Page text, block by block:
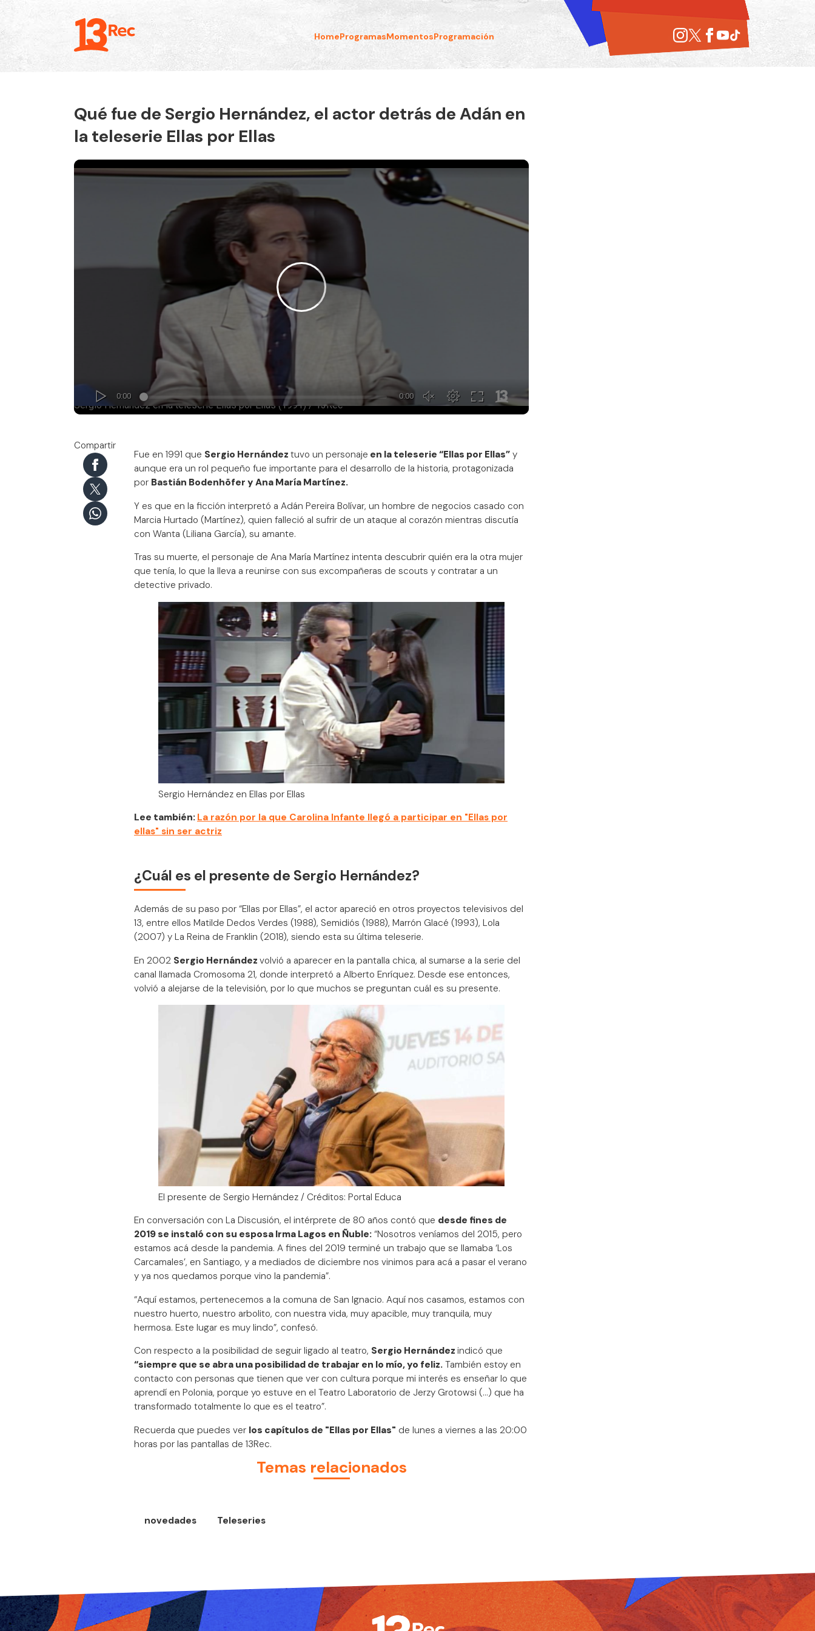
HomeProgramasMomentosProgramación
Qué fue de Sergio Hernández, el actor detrás de Adán en
la teleserie Ellas por Ellas
Compartir
Fue en 1991 que Sergio Hernández tuvo un personaje en la teleserie “Ellas por Ellas” y
aunque era un rol pequeño fue importante para el desarrollo de la historia, protagonizada
por Bastián Bodenhöfer y Ana María Martínez.
Y es que en la ficción interpretó a Adán Pereira Bolívar, un hombre de negocios casado con
Marcia Hurtado (Martínez), quien falleció al sufrir de un ataque al corazón mientras discutía
con Wanta (Liliana García), su amante.
Tras su muerte, el personaje de Ana María Martínez intenta descubrir quién era la otra mujer
que tenía, lo que la lleva a reunirse con sus excompañeras de scouts y contratar a un
detective privado.
Sergio Hernández en Ellas por Ellas
Lee también: La razón por la que Carolina Infante llegó a participar en "Ellas por
ellas" sin ser actriz
¿Cuál es el presente de Sergio Hernández?
Además de su paso por “Ellas por Ellas”, el actor apareció en otros proyectos televisivos del
13, entre ellos Matilde Dedos Verdes (1988), Semidiós (1988), Marrón Glacé (1993), Lola
(2007) y La Reina de Franklin (2018), siendo esta su última teleserie.
En 2002 Sergio Hernández volvió a aparecer en la pantalla chica, al sumarse a la serie del
canal llamada Cromosoma 21, donde interpretó a Alberto Enríquez. Desde ese entonces,
volvió a alejarse de la televisión, por lo que muchos se preguntan cuál es su presente.
El presente de Sergio Hernández / Créditos: Portal Educa
En conversación con La Discusión, el intérprete de 80 años contó que desde fines de
2019 se instaló con su esposa Irma Lagos en Ñuble: “Nosotros veníamos del 2015, pero
estamos acá desde la pandemia. A fines del 2019 terminé un trabajo que se llamaba ‘Los
Carcamales’, en Santiago, y a mediados de diciembre nos vinimos para acá a pasar el verano
y ya nos quedamos porque vino la pandemia”.
“Aquí estamos, pertenecemos a la comuna de San Ignacio. Aquí nos casamos, estamos con
nuestro huerto, nuestro arbolito, con nuestra vida, muy apacible, muy tranquila, muy
hermosa. Este lugar es muy lindo”, confesó.
Con respecto a la posibilidad de seguir ligado al teatro, Sergio Hernández indicó que
“siempre que se abra una posibilidad de trabajar en lo mío, yo feliz. También estoy en
contacto con personas que tienen que ver con cultura porque mi interés es enseñar lo que
aprendí en Polonia, porque yo estuve en el Teatro Laboratorio de Jerzy Grotowsi (...) que ha
transformado totalmente lo que es el teatro”.
Recuerda que puedes ver los capítulos de "Ellas por Ellas" de lunes a viernes a las 20:00
horas por las pantallas de 13Rec.
Temas relacionados
novedades Teleseries